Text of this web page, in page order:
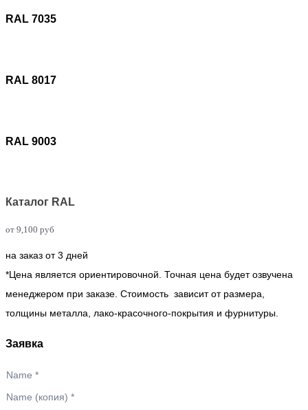
RAL 7035
RAL 8017
RAL 9003
Каталог RAL
от 9,100 руб
на заказ от 3 дней
*Цена является ориентировочной. Точная цена будет озвучена
менеджером при заказе. Стоимость зависит от размера,
толщины металла, лако-красочного-покрытия и фурнитуры.
Заявка
Name *
Name (копия) *